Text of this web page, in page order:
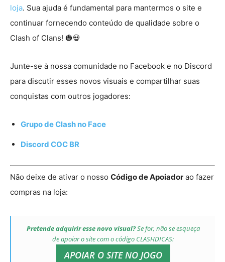
loja. Sua ajuda é fundamental para mantermos o site e
continuar fornecendo conteúdo de qualidade sobre o
Clash of Clans! 🎃💀
Junte-se à nossa comunidade no Facebook e no Discord
para discutir esses novos visuais e compartilhar suas
conquistas com outros jogadores:
Grupo de Clash no Face
Discord COC BR
Não deixe de ativar o nosso Código de Apoiador ao fazer
compras na loja:
Pretende adquirir esse novo visual?Se for, não se esqueça
de apoiar o site com o código CLASHDICAS:
APOIAR O SITE NO JOGO